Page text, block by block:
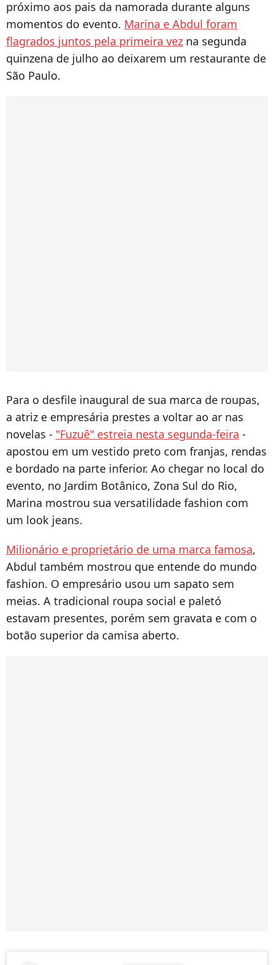
próximo aos pais da namorada durante alguns
momentos do evento. Marina e Abdul foram
flagrados juntos pela primeira vez na segunda
quinzena de julho ao deixarem um restaurante de
São Paulo.
Para o desfile inaugural de sua marca de roupas,
a atriz e empresária prestes a voltar ao ar nas
novelas - "Fuzuê" estreia nesta segunda-feira -
apostou em um vestido preto com franjas, rendas
e bordado na parte inferior. Ao chegar no local do
evento, no Jardim Botânico, Zona Sul do Rio,
Marina mostrou sua versatilidade fashion com
um look jeans.
Milionário e proprietário de uma marca famosa,
Abdul também mostrou que entende do mundo
fashion. O empresário usou um sapato sem
meias. A tradicional roupa social e paletó
estavam presentes, porém sem gravata e com o
botão superior da camisa aberto.